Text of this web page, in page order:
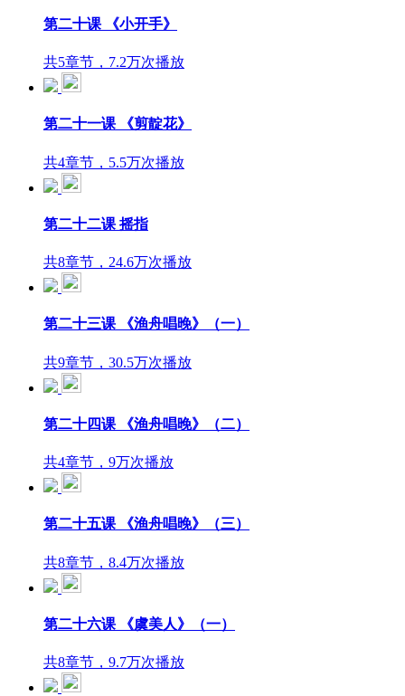
第二十课 《小开手》
共5章节，7.2万次播放
第二十一课 《剪靛花》
共4章节，5.5万次播放
第二十二课 摇指
共8章节，24.6万次播放
第二十三课 《渔舟唱晚》（一）
共9章节，30.5万次播放
第二十四课 《渔舟唱晚》（二）
共4章节，9万次播放
第二十五课 《渔舟唱晚》（三）
共8章节，8.4万次播放
第二十六课 《虞美人》（一）
共8章节，9.7万次播放